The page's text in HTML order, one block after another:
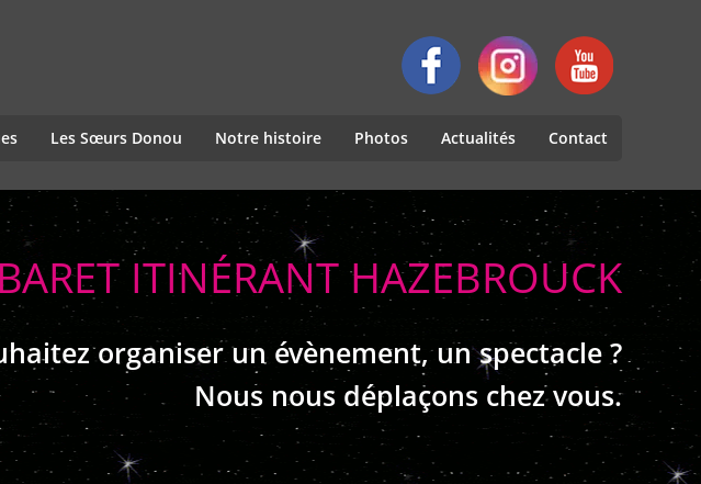
Les Sœurs Donou Notre histoire Photos Actualités Contact
ITINÉRANT HAZEBROUCK
organiser un évènement, un spectacle ?
Nous nous déplaçons chez vous.